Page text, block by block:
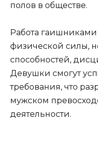
полов в обществе.
Работа гаишниками
физической силы,
способностей,
Девушки смогут
требования, что
мужском
деятельности.